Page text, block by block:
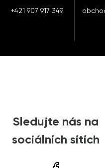
+421 907 917 349
Sledujte nás na
sociálních sítích